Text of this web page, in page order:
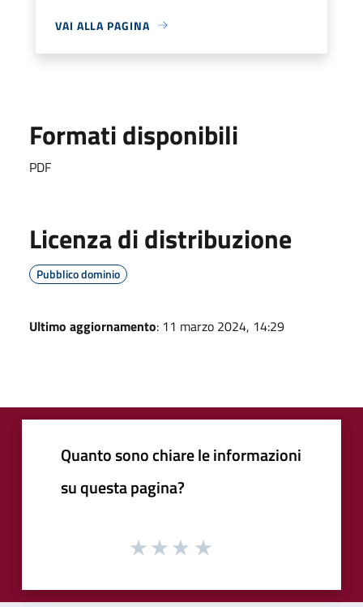
VAI ALLA PAGINA
Formati disponibili
PDF
Licenza di distribuzione
Pubblico dominio
Ultimo aggiornamento: 11 marzo 2024, 14:29
Quanto sono chiare le informazioni
su questa pagina?